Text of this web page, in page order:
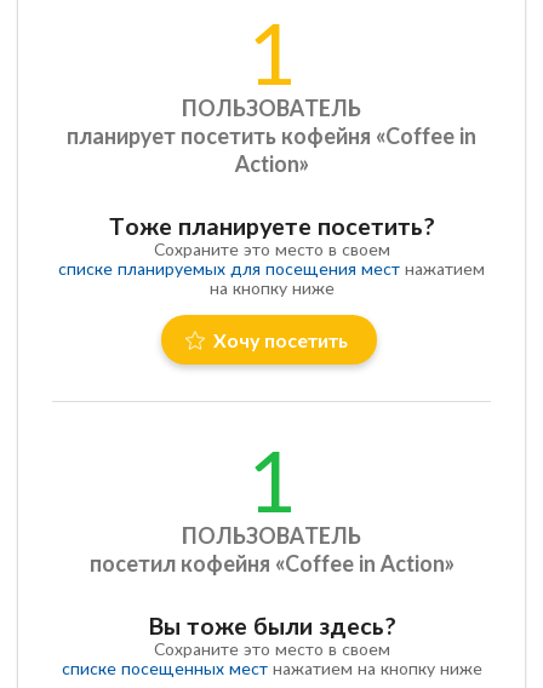
1
ПОЛЬЗОВАТЕЛЬ
планирует посетить кофейня «Coffee in
Action»
Тоже планируете посетить?
Сохраните это место в своем
списке планируемых для посещения мест нажатием
на кнопку ниже
Хочу посетить
1
ПОЛЬЗОВАТЕЛЬ
посетил кофейня «Coffee in Action»
Вы тоже были здесь?
Сохраните это место в своем
списке посещенных местнажатием на кнопку ниже